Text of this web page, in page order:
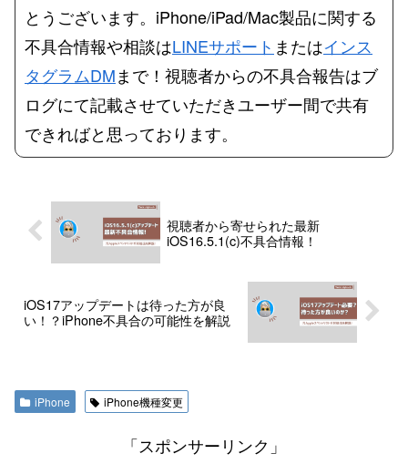
とうございます。iPhone/iPad/Mac製品に関する
不具合情報や相談はLINEサポート またはインス
タグラムDMまで！視聴者からの不具合報告はブ
ログにて記載させていただきユーザー間で共有
できればと思っております。
視聴者から寄せられた最新
iOS16.5.1(c)不具合情報！
iOS17アップデートは待った方が良
い！？iPhone不具合の可能性を解説
iPhone iPhone機種変更
「スポンサーリンク」